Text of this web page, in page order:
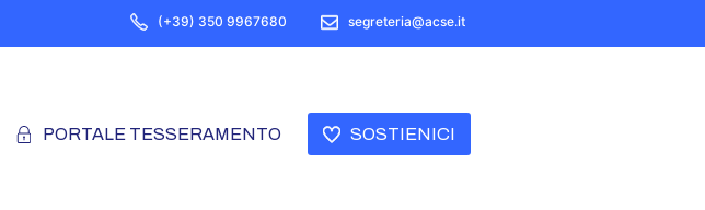
(+39) 350 9967680 segreteria@acse.it
PORTALE TESSERAMENTO SOSTIENICI